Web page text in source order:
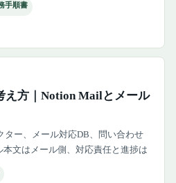
手順書
え方｜Notion Mailとメール
ター、メール対応DB、問い合わせ
文はメール側、対応責任と進捗は